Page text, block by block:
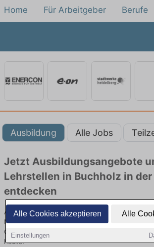
Alle Cookies akzeptieren Alle
Einstellungen
Home Für Arbeitgeber Berufe
Ausbildung Alle Jobs
Jetzt Ausbildungsangebote
Lehrstellen in Buchholz in
entdecken
Ausbildungsangebote beim Energieversorger in
Nordheide finden Sie von namhaften Firmen.
Optionen von Top-Arbeitgebern und
heute.